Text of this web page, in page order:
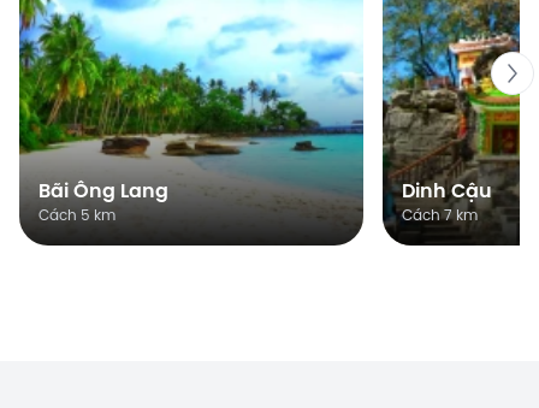
Bãi Ông Lang
Cách 5 km
Dinh Cậu
Cách 7 km